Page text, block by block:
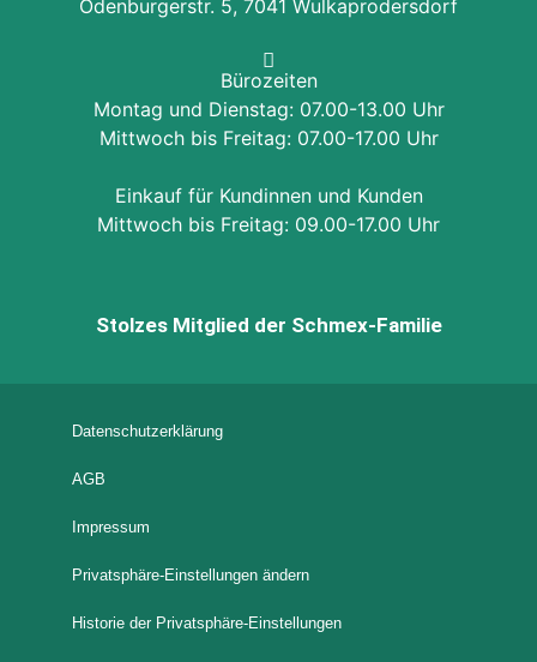
Ödenburgerstr. 5, 7041 Wulkaprodersdorf
Bürozeiten
Montag und Dienstag: 07.00-13.00 Uhr
Mittwoch bis Freitag: 07.00-17.00 Uhr
Einkauf für Kundinnen und Kunden
Mittwoch bis Freitag: 09.00-17.00 Uhr
Stolzes Mitglied der Schmex-Familie
Datenschutzerklärung
AGB
Impressum
Privatsphäre-Einstellungen ändern
Historie der Privatsphäre-Einstellungen